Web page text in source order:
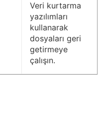
Veri kurtarma
yazılımları
kullanarak
dosyaları geri
getirmeye
çalışın.